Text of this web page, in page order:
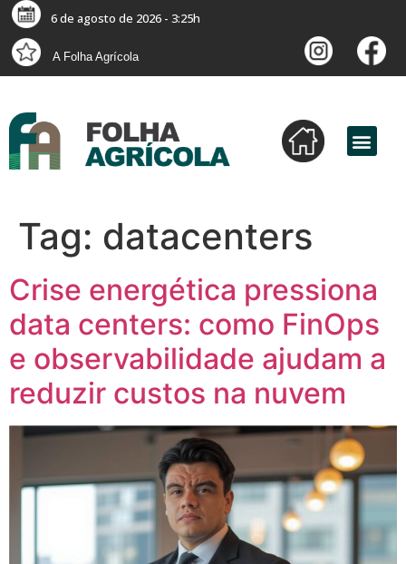
6 de agosto de 2026 - 3:25h
A Folha Agrícola
Tag: datacenters
Crise energética pressiona
data centers: como FinOps
e observabilidade ajudam a
reduzir custos na nuvem